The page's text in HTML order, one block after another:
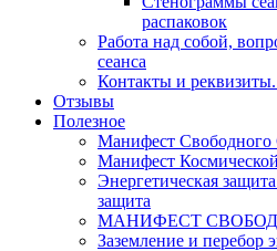
распаковок
Работа над собой,
сеанса
Контакты и
Отзывы
Полезное
Манифест Свободного
Манифест
Энергетическая
защита
МАНИФЕСТ
Заземление и перебор